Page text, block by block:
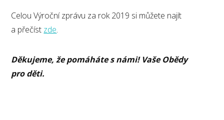
Celou Výroční zprávu za rok 2019 si můžete najít
a přečíst zde.
Děkujeme, že pomáháte s námi! Vaše Obědy
pro děti.